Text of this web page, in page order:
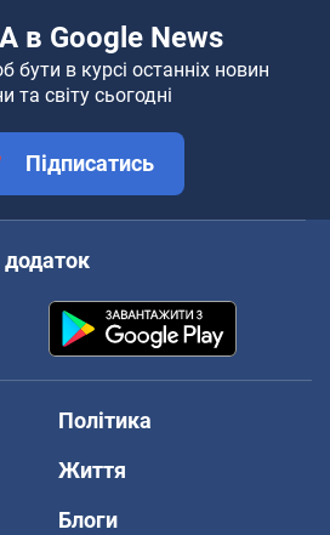
в Google News
бути в курсі останніх новин
та світу сьогодні
Підписатись
Політика
Життя
Блоги